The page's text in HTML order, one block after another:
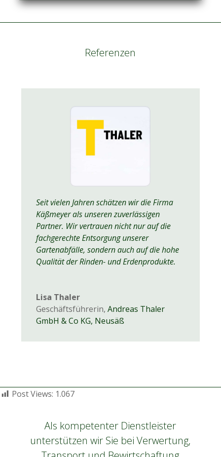
Referenzen
Seit vielen Jahren schätzen wir die Firma
Käßmeyer als unseren zuverlässigen
Partner. Wir vertrauen nicht nur auf die
fachgerechte Entsorgung unserer
Gartenabfälle, sondern auch auf die hohe
Qualität der Rinden- und Erdenprodukte.
Lisa Thaler
Geschäftsführerin, Andreas Thaler
GmbH & Co KG, Neusäß
Post Views: 1.067
Als kompetenter Dienstleister
unterstützen wir Sie bei Verwertung,